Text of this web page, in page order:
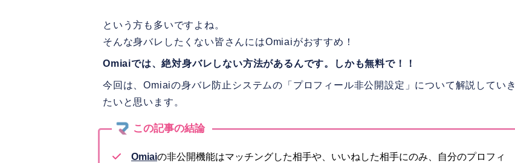
という方も多いですよね。
そんな身バレしたくない皆さんにはOmiaiがおすすめ！
Omiaiでは、絶対身バレしない方法があるんです。しかも無料で！！
今回は、Omiaiの身バレ防止システムの「プロフィール非公開設定」について解説していき
たいと思います。
Omiaiの非公開機能はマッチングした相手や、いいねした相手にのみ、自分のプロフィ